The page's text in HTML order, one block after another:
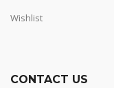
Wishlist
CONTACT US